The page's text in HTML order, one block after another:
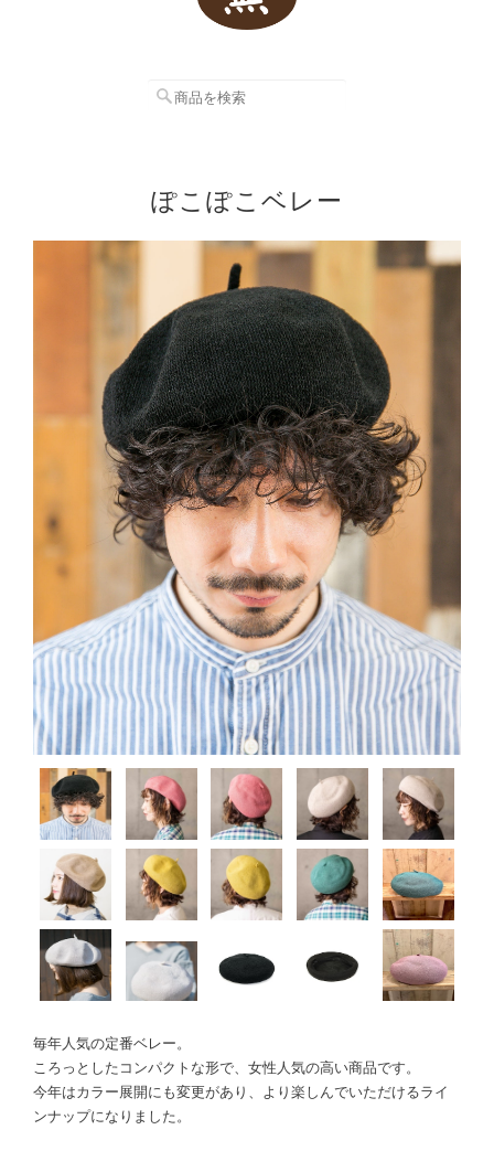
ぽこぽこベレー
毎年人気の定番ベレー。
ころっとしたコンパクトな形で、女性人気の高い商品です。
今年はカラー展開にも変更があり、より楽しんでいただけるライ
ンナップになりました。